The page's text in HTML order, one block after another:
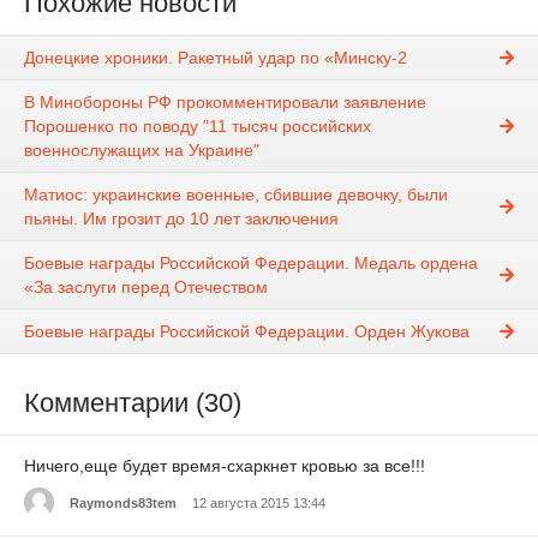
Донецкие хроники. Ракетный удар по «Минску-2
В Минобороны РФ прокомментировали заявление
Порошенко по поводу "11 тысяч российских
военнослужащих на Украине"
Матиос: украинские военные, сбившие девочку, были
пьяны. Им грозит до 10 лет заключения
Боевые награды Российской Федерации. Медаль ордена
«За заслуги перед Отечеством
Боевые награды Российской Федерации. Орден Жукова
Комментарии (30)
Ничего,еще будет время-схаркнет кровью за все!!!
Raymonds83tem 12 августа 2015 13:44